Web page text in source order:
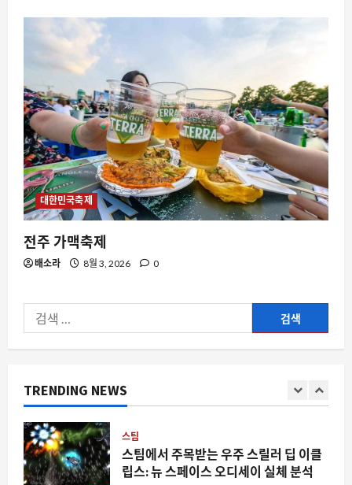
대한민국축제
전주 가맥축제
배소라 8월 3, 2026 0
색:
TRENDING NEWS
4
중국만 믿던 독일차, 왜 갑자기 무너지고
8월 8, 2026
5
자동차
네덜란드, 테슬라 FSD 승인했지만 데이
터는 비밀? 글로벌 자율주행 규제 흐름의
변화
8월 8, 2026 0
공, 왜 지금 주목받는가
2
스팀
스팀에서 주목받는 우주 스릴러 딥 이클
립스: 뉴 스페이스 오디세이 실체 분석